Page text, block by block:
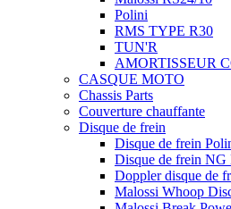
Polini
RMS TYPE R30
TUN'R
AMORTISSEUR
CASQUE MOTO
Chassis Parts
Couverture chauffante
Disque de frein
Disque de frein
Disque de frein NG
Doppler disque de
Malossi Whoop